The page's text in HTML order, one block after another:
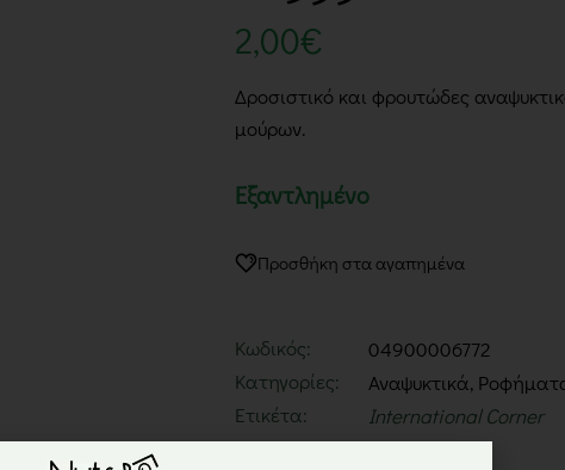
2,00€
Δροσιστικό και φρουτώδες
μούρων.
Εξαντλημένο
Προσθήκη στα αγαπημένα
Κωδικός:
04900006772
Κατηγορίες:
Αναψυκτικά,
Ετικέτα:
International Corner